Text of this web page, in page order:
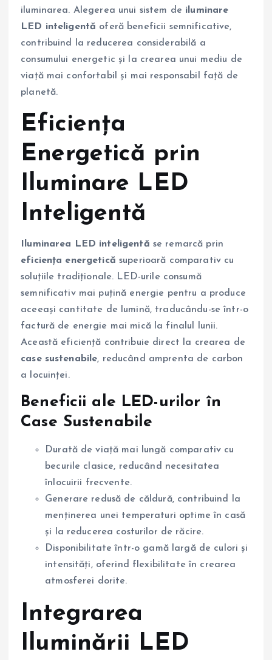
iluminarea. Alegerea unui sistem de iluminare
LED inteligentă oferă beneficii semnificative,
contribuind la reducerea considerabilă a
consumului energetic și la crearea unui mediu de
viață mai confortabil și mai responsabil față de
planetă.
Eficiența
Energetică prin
Iluminare LED
Inteligentă
Iluminarea LED inteligentă se remarcă prin
eficiența energetică superioară comparativ cu
soluțiile tradiționale. LED-urile consumă
semnificativ mai puțină energie pentru a produce
aceeași cantitate de lumină, traducându-se într-o
factură de energie mai mică la finalul lunii.
Această eficiență contribuie direct la crearea de
case sustenabile, reducând amprenta de carbon
a locuinței.
Beneficii ale LED-urilor în
Case Sustenabile
Durată de viață mai lungă comparativ cu
becurile clasice, reducând necesitatea
înlocuirii frecvente.
Generare redusă de căldură, contribuind la
menținerea unei temperaturi optime în casă
și la reducerea costurilor de răcire.
Disponibilitate într-o gamă largă de culori și
intensități, oferind flexibilitate în crearea
atmosferei dorite.
Integrarea
Iluminării LED